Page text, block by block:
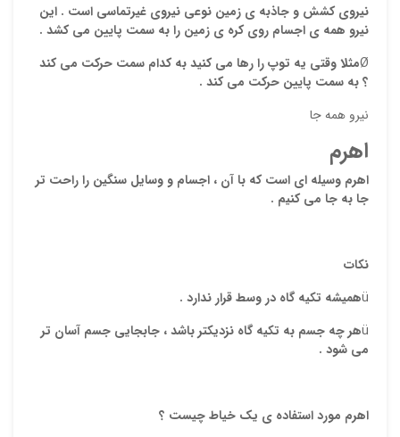
نیروی کشش و جاذبه ی زمین نوعی نیروی غیرتماسی است . این
نیرو همه ی اجسام روی کره ی زمین را به سمت پایین می کشد .
Øمثلا وقتی یه توپ را رها می کنید به کدام سمت حرکت می کند
؟ به سمت پایین حرکت می کند .
نیرو همه جا
اهرم
اهرم وسیله ای است که با آن ، اجسام و وسایل سنگین را راحت تر
جا به جا می کنیم .
نکات
üهمیشه تکیه گاه در وسط قرار ندارد .
üهر چه جسم به تکیه گاه نزدیکتر باشد ، جابجایی جسم آسان تر
می شود .
اهرم مورد استفاده ی یک خیاط چیست ؟